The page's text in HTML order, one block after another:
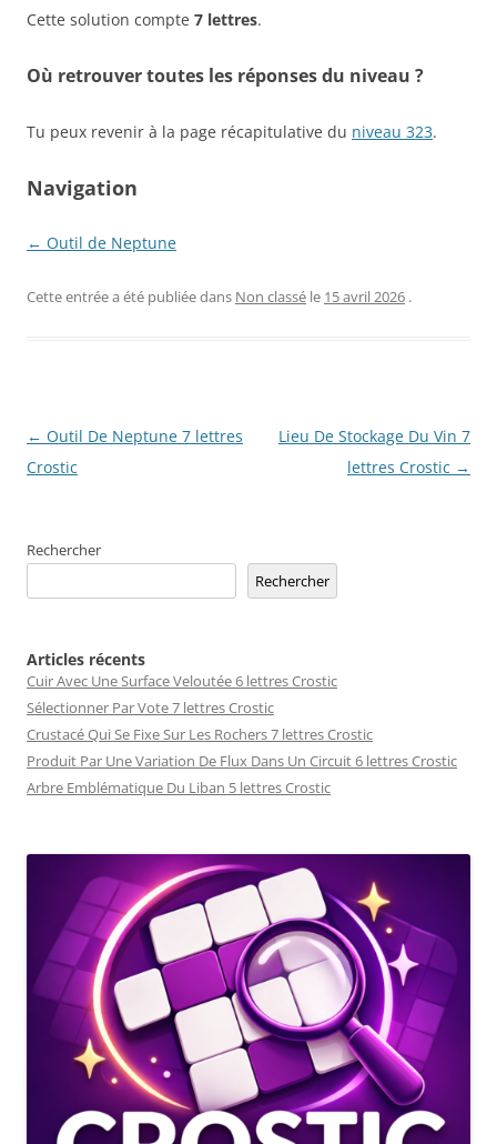
Cette solution compte 7 lettres.
Où retrouver toutes les réponses du niveau ?
Tu peux revenir à la page récapitulative du niveau 323.
Navigation
← Outil de Neptune
Cette entrée a été publiée dans Non classé le 15 avril 2026 .
Navigation
des
← Outil De Neptune 7 lettres
Crostic
Lieu De Stockage Du Vin 7
lettres Crostic →
Rechercher
Rechercher
Articles récents
Cuir Avec Une Surface Veloutée 6 lettres Crostic
Sélectionner Par Vote 7 lettres Crostic
Crustacé Qui Se Fixe Sur Les Rochers 7 lettres Crostic
Produit Par Une Variation De Flux Dans Un Circuit 6 lettres Crostic
Arbre Emblématique Du Liban 5 lettres Crostic